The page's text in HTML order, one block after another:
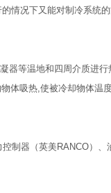
情况下又能对制冷系统
器等温地和四周介质进
体吸热,使被冷却物体温
制器（英美RANCO）、